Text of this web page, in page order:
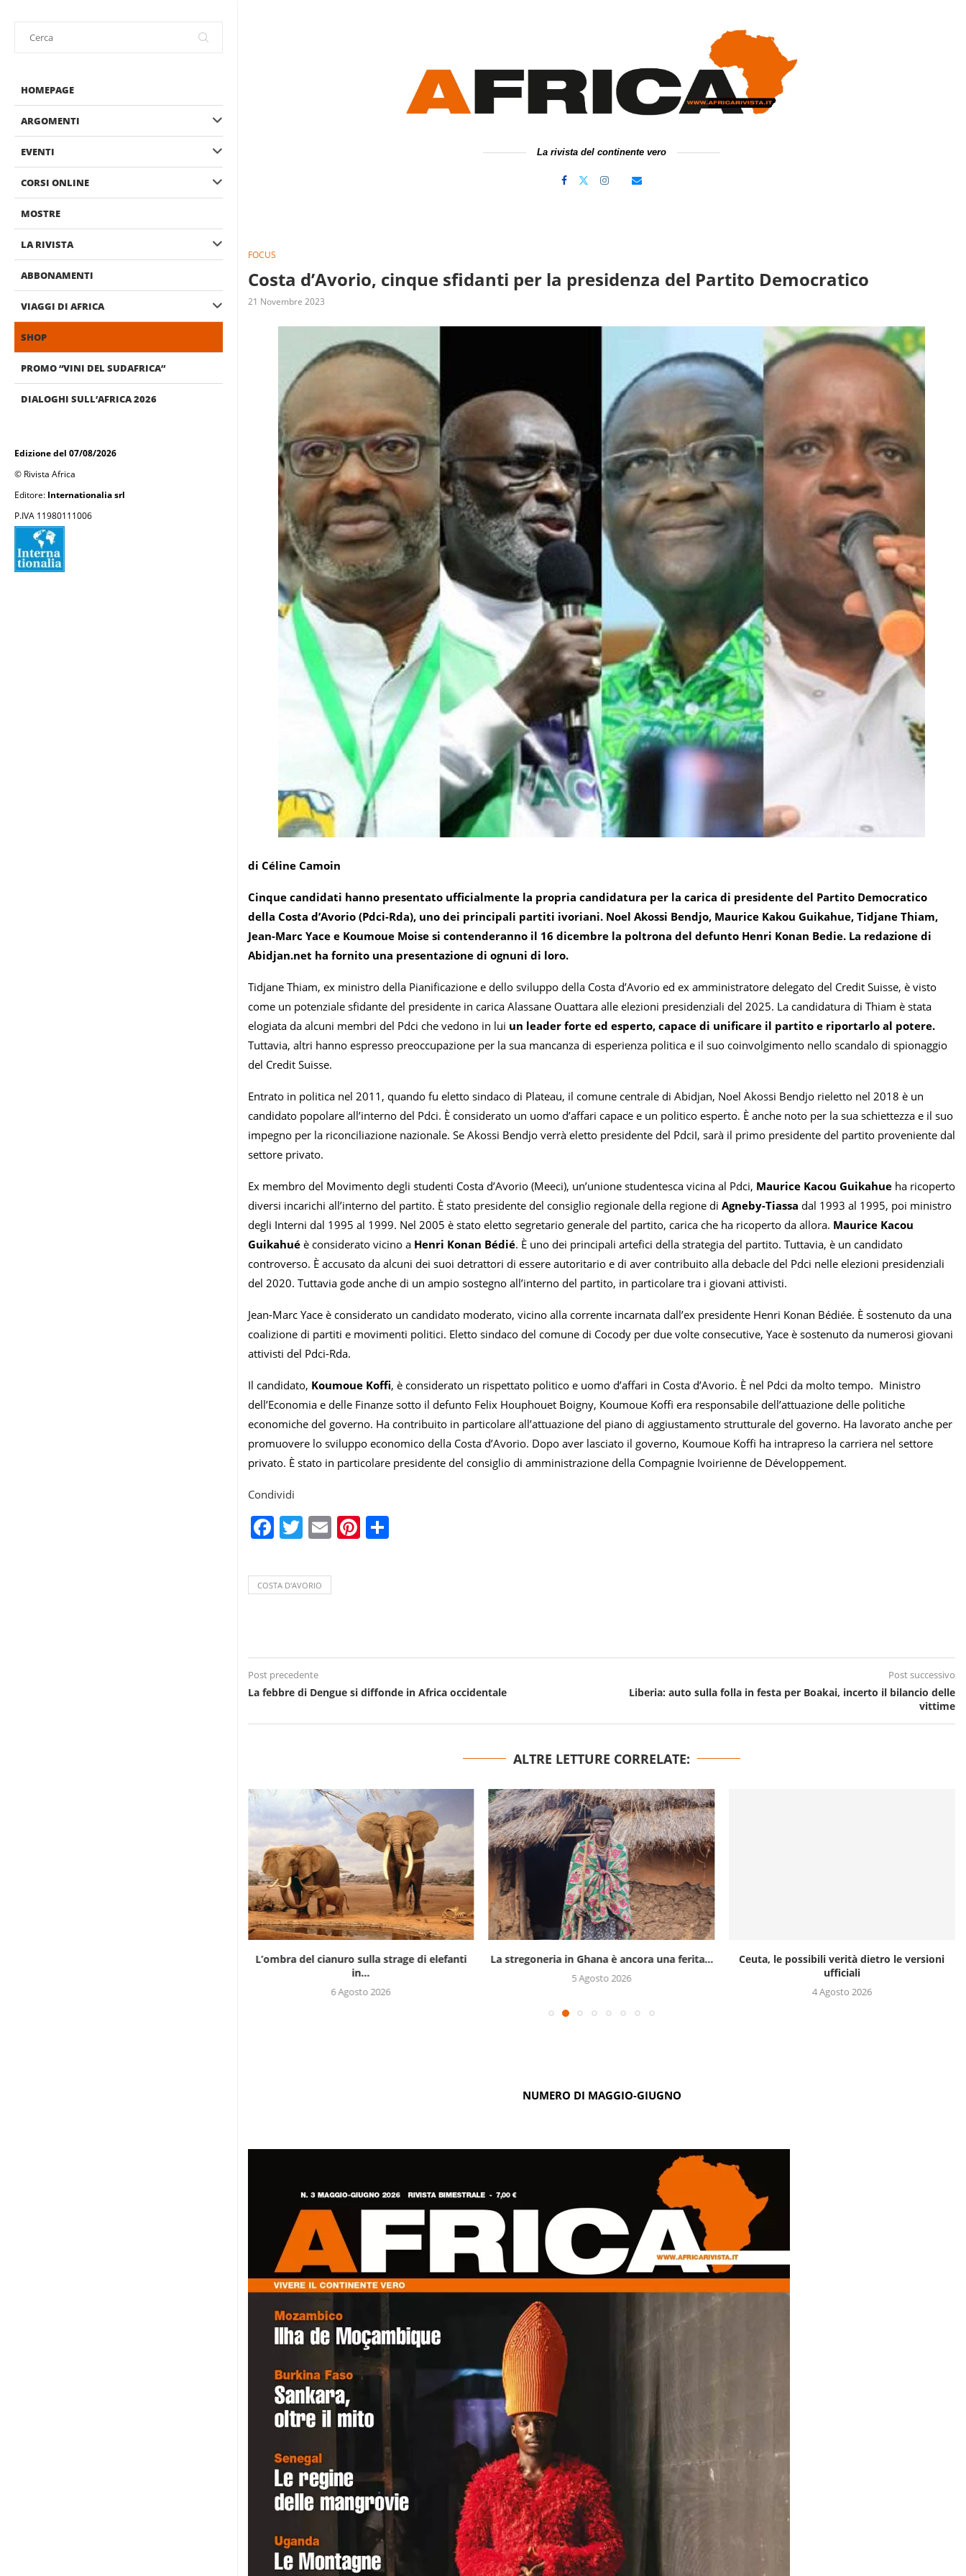
HOMEPAGE
ARGOMENTI
EVENTI
CORSI ONLINE
MOSTRE
LA RIVISTA
ABBONAMENTI
VIAGGI DI AFRICA
SHOP
PROMO “VINI DEL SUDAFRICA”
DIALOGHI SULL’AFRICA 2026
Edizione del 07/08/2026
© Rivista Africa
Editore: Internationalia srl
P.IVA 11980111006
La rivista del continente vero
FOCUS
Costa d’Avorio, cinque sfidanti per la presidenza del Partito Democratico
21 Novembre 2023
di Céline Camoin
Cinque candidati hanno presentato ufficialmente la propria candidatura per la carica di presidente del Partito Democratico
della Costa d’Avorio (Pdci-Rda), uno dei principali partiti ivoriani. Noel Akossi Bendjo, Maurice Kakou Guikahue, Tidjane Thiam,
Jean-Marc Yace e Koumoue Moise si contenderanno il 16 dicembre la poltrona del defunto Henri Konan Bedie. La redazione di
Abidjan.net ha fornito una presentazione di ognuni di loro.
Tidjane Thiam, ex ministro della Pianificazione e dello sviluppo della Costa d’Avorio ed ex amministratore delegato del Credit Suisse, è visto
come un potenziale sfidante del presidente in carica Alassane Ouattara alle elezioni presidenziali del 2025. La candidatura di Thiam è stata
elogiata da alcuni membri del Pdci che vedono in lui un leader forte ed esperto, capace di unificare il partito e riportarlo al potere.
Tuttavia, altri hanno espresso preoccupazione per la sua mancanza di esperienza politica e il suo coinvolgimento nello scandalo di spionaggio
del Credit Suisse.
Entrato in politica nel 2011, quando fu eletto sindaco di Plateau, il comune centrale di Abidjan, Noel Akossi Bendjo rieletto nel 2018 è un
candidato popolare all’interno del Pdci. È considerato un uomo d’affari capace e un politico esperto. È anche noto per la sua schiettezza e il suo
impegno per la riconciliazione nazionale. Se Akossi Bendjo verrà eletto presidente del PdciI, sarà il primo presidente del partito proveniente dal
settore privato.
Ex membro del Movimento degli studenti Costa d’Avorio (Meeci), un’unione studentesca vicina al Pdci, Maurice Kacou Guikahue ha ricoperto
diversi incarichi all’interno del partito. È stato presidente del consiglio regionale della regione di Agneby-Tiassa dal 1993 al 1995, poi ministro
degli Interni dal 1995 al 1999. Nel 2005 è stato eletto segretario generale del partito, carica che ha ricoperto da allora. Maurice Kacou
Guikahué è considerato vicino a Henri Konan Bédié. È uno dei principali artefici della strategia del partito. Tuttavia, è un candidato
controverso. È accusato da alcuni dei suoi detrattori di essere autoritario e di aver contribuito alla debacle del Pdci nelle elezioni presidenziali
del 2020. Tuttavia gode anche di un ampio sostegno all’interno del partito, in particolare tra i giovani attivisti.
Jean-Marc Yace è considerato un candidato moderato, vicino alla corrente incarnata dall’ex presidente Henri Konan Bédiée. È sostenuto da una
coalizione di partiti e movimenti politici. Eletto sindaco del comune di Cocody per due volte consecutive, Yace è sostenuto da numerosi giovani
attivisti del Pdci-Rda.
Il candidato, Koumoue Koffi, è considerato un rispettato politico e uomo d’affari in Costa d’Avorio. È nel Pdci da molto tempo. Ministro
dell’Economia e delle Finanze sotto il defunto Felix Houphouet Boigny, Koumoue Koffi era responsabile dell’attuazione delle politiche
economiche del governo. Ha contribuito in particolare all’attuazione del piano di aggiustamento strutturale del governo. Ha lavorato anche per
promuovere lo sviluppo economico della Costa d’Avorio. Dopo aver lasciato il governo, Koumoue Koffi ha intrapreso la carriera nel settore
privato. È stato in particolare presidente del consiglio di amministrazione della Compagnie Ivoirienne de Développement.
Condividi
Facebook
Twitter
EmailPinterest
COSTA D'AVORIO
Post precedente
La febbre di Dengue si diffonde in Africa occidentale
Post successivo
Liberia: auto sulla folla in festa per Boakai, incerto il bilancio delle
vittime
ALTRE LETTURE CORRELATE:
L’ombra del cianuro sulla strage di elefanti
in...
6 Agosto 2026
La stregoneria in Ghana è ancora una ferita...
5 Agosto 2026
Ceuta, le possibili verità dietro le versioni
ufficiali
4 Agosto 2026
NUMERO DI MAGGIO-GIUGNO